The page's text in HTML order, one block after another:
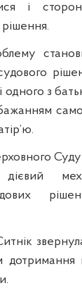
і
одного з
дієвий
дотримання